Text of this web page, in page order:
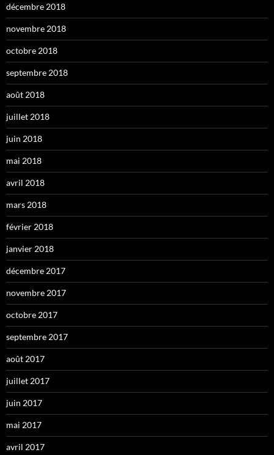
décembre 2018
novembre 2018
octobre 2018
septembre 2018
août 2018
juillet 2018
juin 2018
mai 2018
avril 2018
mars 2018
février 2018
janvier 2018
décembre 2017
novembre 2017
octobre 2017
septembre 2017
août 2017
juillet 2017
juin 2017
mai 2017
avril 2017